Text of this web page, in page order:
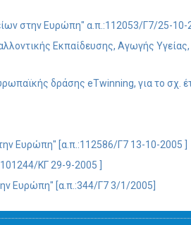
στην Ευρώπη" α.π.:112053/Γ7/25-10-
Εκπαίδευσης, Αγωγής
δράσης eTwinning, για το σχ.
Ευρώπη" [α.π.:112586/Γ7 13-10-2005 ]
ΚΓ 29-9-2005 ]
Ευρώπη" [α.π.:344/Γ7 3/1/2005]